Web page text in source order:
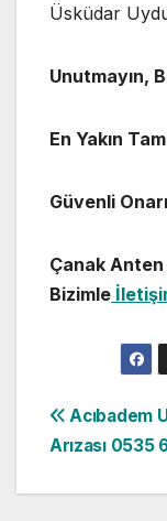
Üsküdar
Unutmayın,
En Yakın
Güvenli
Çanak
Bizimle
Yazı
Acıbadem
Arızası 0535